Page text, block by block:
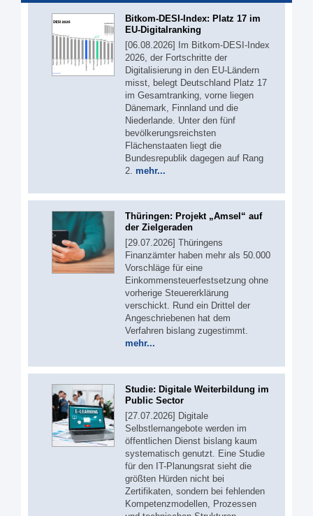
Bitkom-DESI-Index: Platz 17 im
EU-Digitalranking
[06.08.2026] Im Bitkom-DESI-Index
2026, der Fortschritte der
Digitalisierung in den EU-Ländern
misst, belegt Deutschland Platz 17
im Gesamtranking, vorne liegen
Dänemark, Finnland und die
Niederlande. Unter den fünf
bevölkerungsreichsten
Flächenstaaten liegt die
Bundesrepublik dagegen auf Rang
2. mehr...
Thüringen: Projekt „Amsel“ auf
der Zielgeraden
[29.07.2026] Thüringens
Finanzämter haben mehr als 50.000
Vorschläge für eine
Einkommensteuerfestsetzung ohne
vorherige Steuererklärung
verschickt. Rund ein Drittel der
Angeschriebenen hat dem
Verfahren bislang zugestimmt.
mehr...
Studie: Digitale Weiterbildung im
Public Sector
[27.07.2026] Digitale
Selbstlernangebote werden im
öffentlichen Dienst bislang kaum
systematisch genutzt. Eine Studie
für den IT-Planungsrat sieht die
größten Hürden nicht bei
Zertifikaten, sondern bei fehlenden
Kompetenzmodellen, Prozessen